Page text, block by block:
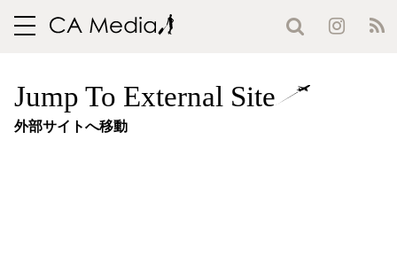
toggle
Jump To External Site
外部サイトへ移動